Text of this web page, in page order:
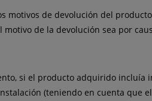
motivos de devolución del
de la devolución sea por
si el producto adquirido
(teniendo en cuenta